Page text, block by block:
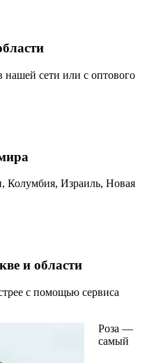
сети или с оптового
Колумбия, Израиль, Новая
и области
с помощью сервиса
Роза —
самый